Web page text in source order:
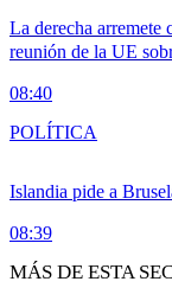
La derecha arremete
reunión de la UE
08:40
Islandia pide a
08:39
POLÍTICA
MÁS DE ESTA